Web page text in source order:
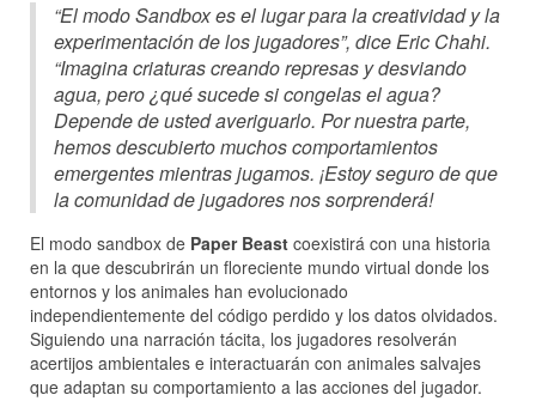
“El modo Sandbox es el lugar para la creatividad y la
experimentación de los jugadores”, dice Eric Chahi.
“Imagina criaturas creando represas y desviando
agua, pero ¿qué sucede si congelas el agua?
Depende de usted averiguarlo. Por nuestra parte,
hemos descubierto muchos comportamientos
emergentes mientras jugamos. ¡Estoy seguro de que
la comunidad de jugadores nos sorprenderá!
El modo sandbox de Paper Beast coexistirá con una historia
en la que descubrirán un floreciente mundo virtual donde los
entornos y los animales han evolucionado
independientemente del código perdido y los datos olvidados.
Siguiendo una narración tácita, los jugadores resolverán
acertijos ambientales e interactuarán con animales salvajes
que adaptan su comportamiento a las acciones del jugador.